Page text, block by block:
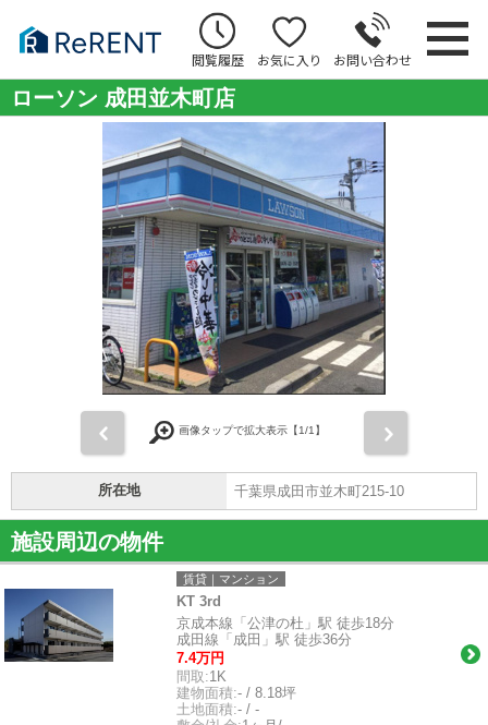
閲覧履歴 お気に入り お問い合わせ
ローソン 成田並木町店
画像タップで拡大表示【1/1】
所在地 千葉県成田市並木町215-10
施設周辺の物件
賃貸｜マンション
KT 3rd
京成本線「公津の杜」駅 徒歩18分
成田線「成田」駅 徒歩36分
7.4万円
間取:1K
建物面積:- / 8.18坪
土地面積:- / -